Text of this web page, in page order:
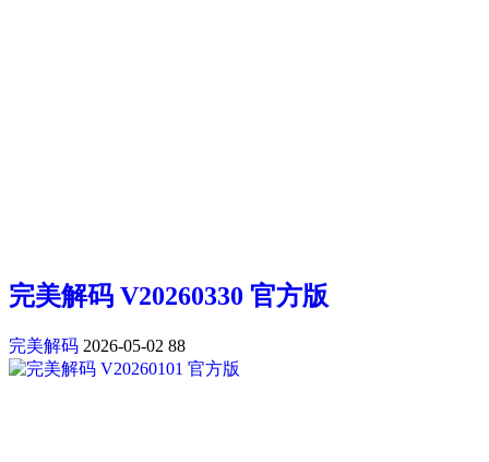
完美解码 V20260330 官方版
完美解码 2026-05-02 88